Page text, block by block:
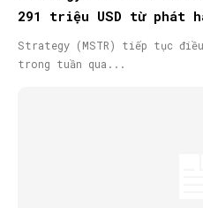
291 triệu USD từ phát
Strategy (MSTR) tiếp tục
trong tuần qua...